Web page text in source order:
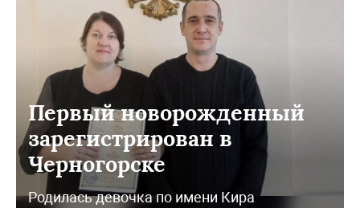
Первый новорожденный
зарегистрирован в
Черногорске
Родилась девочка по имени Кира